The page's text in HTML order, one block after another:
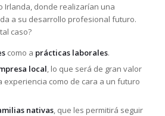
Irlanda, donde realizarían una
a su desarrollo profesional futuro.
caso?
como a prácticas laborales.
local , lo que será de gran valor
experiencia como de cara a un futuro
nativas, que les permitirá seguir